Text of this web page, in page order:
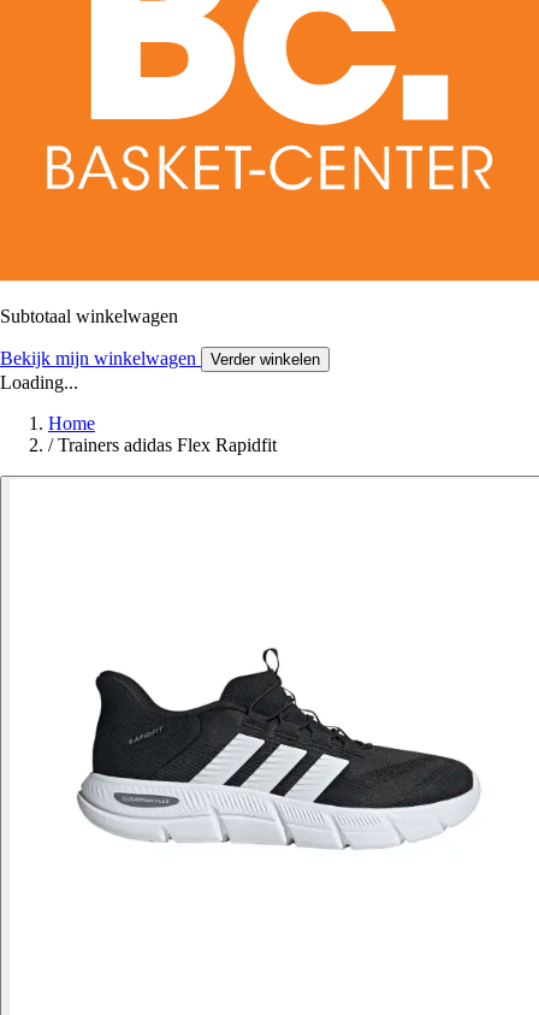
Subtotaal winkelwagen
Bekijk mijn winkelwagen Verder winkelen
Loading...
Home
/ Trainers adidas Flex Rapidfit